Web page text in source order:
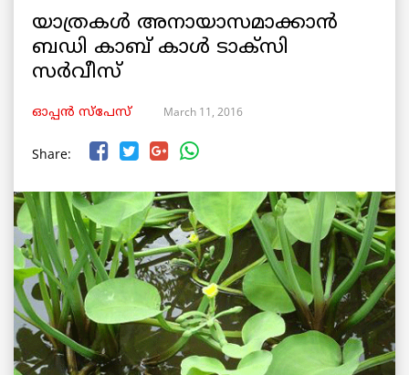
യാത്രകൾ അനായാസമാക്കാൻ
ബഡി കാബ് കാൾ ടാക്സി
സർവീസ്
ഓപ്പൻ സ്പേസ് March 11, 2016
Share: